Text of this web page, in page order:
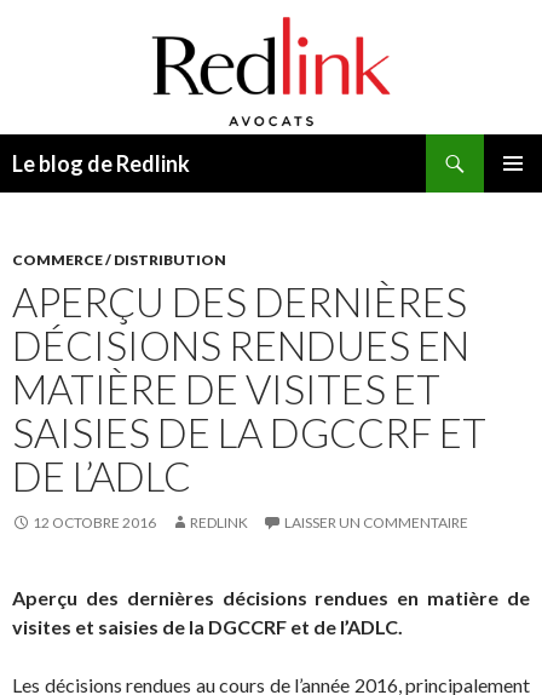
Le blog de Redlink
COMMERCE / DISTRIBUTION
APERÇU DES DERNIÈRES
DÉCISIONS RENDUES EN
MATIÈRE DE VISITES ET
SAISIES DE LA DGCCRF ET
DE L’ADLC
12 OCTOBRE 2016 REDLINK LAISSER UN COMMENTAIRE
Aperçu des dernières décisions rendues en matière de
visites et saisies de la DGCCRF et de l’ADLC.
Les décisions rendues au cours de l’année 2016, principalement